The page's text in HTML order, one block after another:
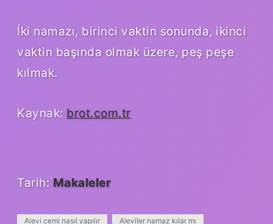
İki namazı, birinci vaktin sonunda, ikinci
vaktin başında olmak üzere, peş peşe
kılmak.
Kaynak: brot.com.tr
Tarih: Makaleler
Alevi cemi nasıl yapılır Aleviler namaz kılar mı